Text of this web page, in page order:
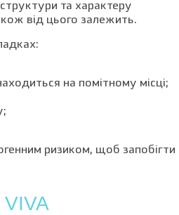
та характеру
від цього залежить.
на помітному місці;
ризиком, щоб запобігти